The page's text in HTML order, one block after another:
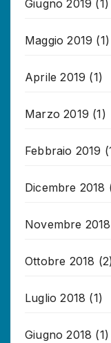
Giugno 2019 (1)
Maggio 2019 (1)
Aprile 2019 (1)
Marzo 2019 (1)
Febbraio 2019
Dicembre 2018
Novembre 2018
Ottobre 2018
Luglio 2018 (1)
Giugno 2018 (1)